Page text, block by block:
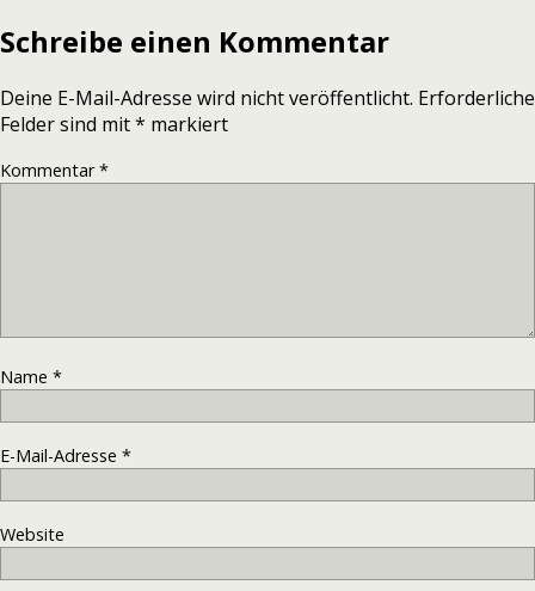
Schreibe einen Kommentar
Deine E-Mail-Adresse wird nicht veröffentlicht. Erforderliche
Felder sind mit* markiert
Kommentar*
Name *
E-Mail-Adresse *
Website